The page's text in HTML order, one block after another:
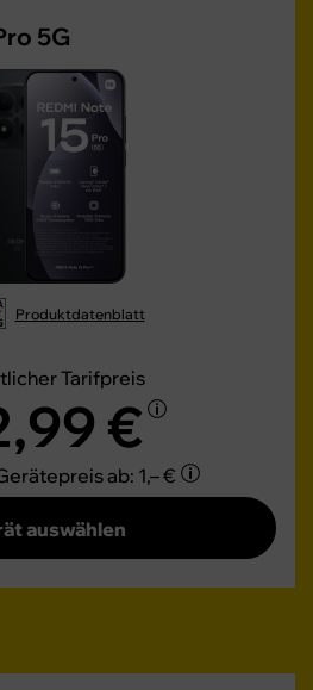
5G
Produktdatenblatt
Tarifpreis
€
ab: 1,– €
auswählen